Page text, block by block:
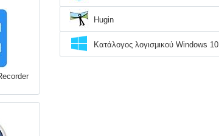
Hugin
Κατάλογος λογισμικού Windows 10